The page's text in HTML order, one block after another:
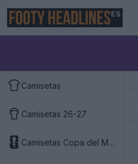
ES
Camisetas
Camisetas 26-27
Camisetas Copa del Mundo 2026